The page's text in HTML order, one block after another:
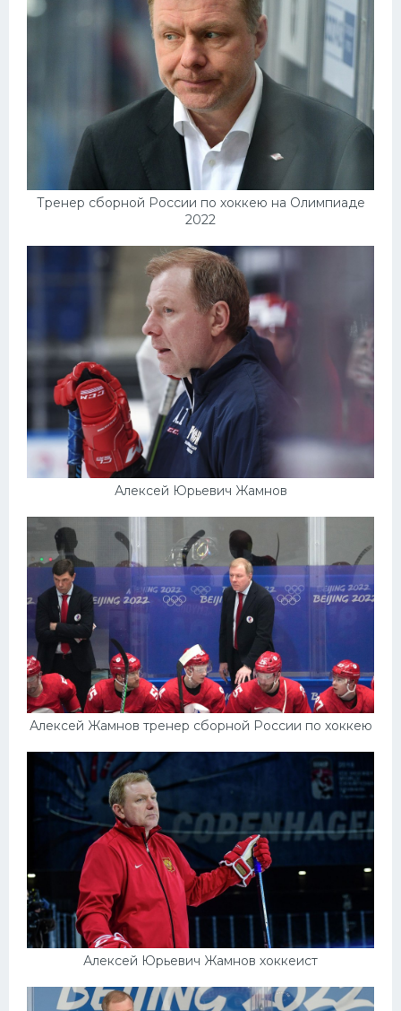
Тренер сборной России по хоккею на Олимпиаде
2022
Алексей Юрьевич Жамнов
Алексей Жамнов тренер сборной России по хоккею
Алексей Юрьевич Жамнов хоккеист